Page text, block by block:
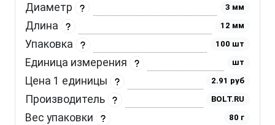
Диаметр 3 мм
Длина 12 мм
Упаковка 100 шт
Единица измерения шт
Цена 1 единицы 2.91 руб
Производитель BOLT.RU
Вес упаковки 80 г